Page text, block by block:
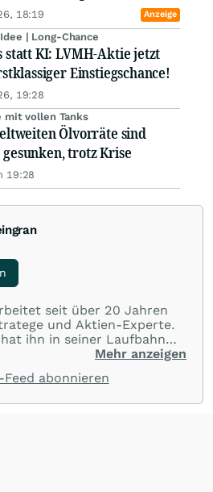
18:19 Anzeige
| Long-Chance
statt KI: LVMH-Aktie jetzt
Einstiegschance!
19:28
mit vollen Tanks
Ölvorräte sind
trotz Krise
19:28
seit über 20 Jahren
und Aktien-Experte.
ihn in seiner Laufbahn
mit dem
jeder Börsenphase, das
Mehr anzeigen
Feed abonnieren